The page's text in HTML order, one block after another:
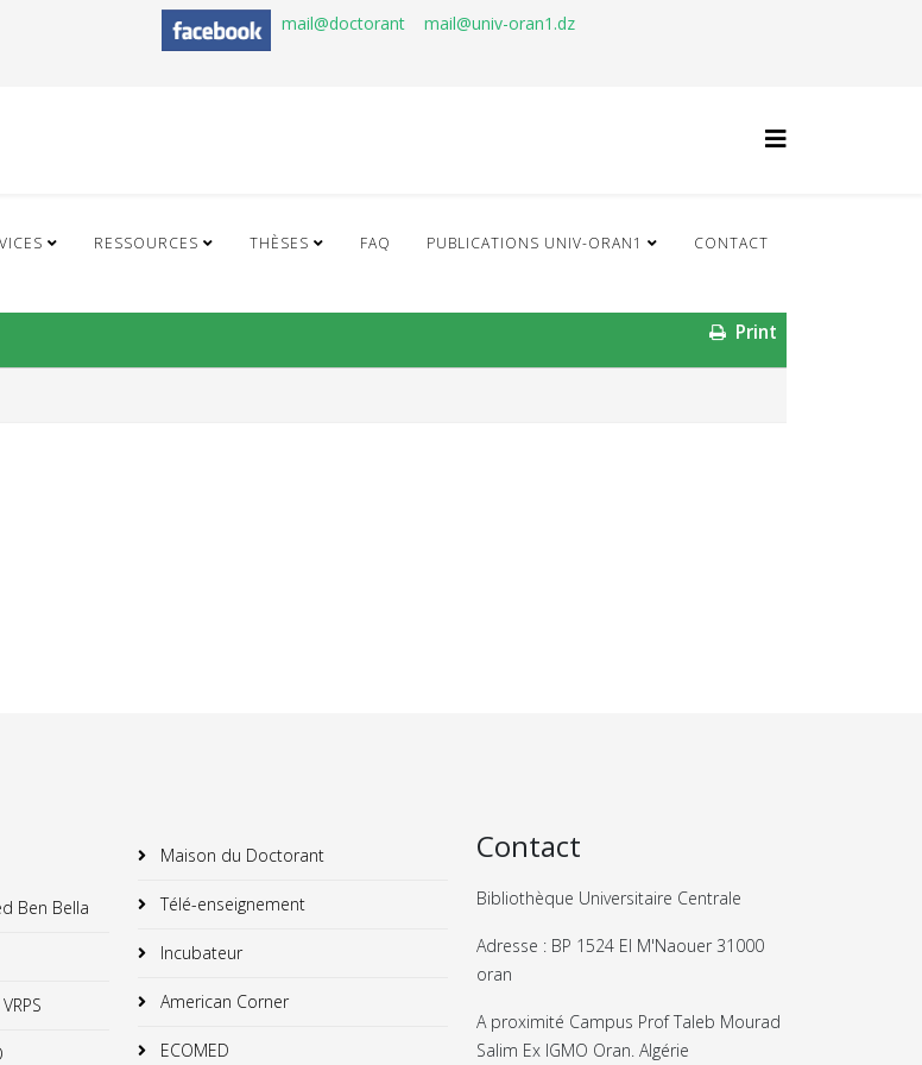
mail@doctorant mail@univ-oran1.dz
RESSOURCES THÈSES FAQ PUBLICATIONS UNIV-ORAN1 CONTACT
Print
Ben Bella
Maison du Doctorant
Télé-enseignement
Incubateur
American Corner
ECOMED
Contact
Bibliothèque Universitaire Centrale
Adresse : BP 1524 El M'Naouer 31000
oran
A proximité Campus Prof Taleb Mourad
Salim Ex IGMO Oran. Algérie